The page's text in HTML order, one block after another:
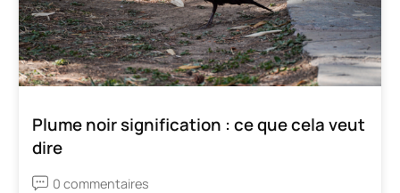
Plume noir signification : ce que cela veut
dire
0 commentaires